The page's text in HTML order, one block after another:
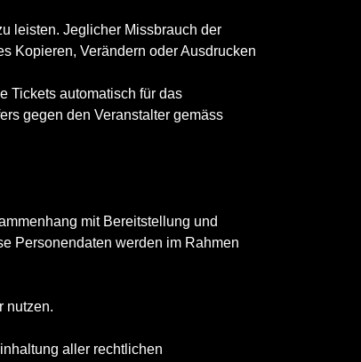
leisten. Jeglicher Missbrauch der
Kopieren, Verändern oder Ausdrucken
Tickets automatisch für das
gegen den Veranstalter gemäss
mit Bereitstellung und
Personendaten werden im Rahmen
nutzen.
aller rechtlichen